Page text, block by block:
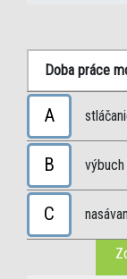
Doba práce
A
B
C